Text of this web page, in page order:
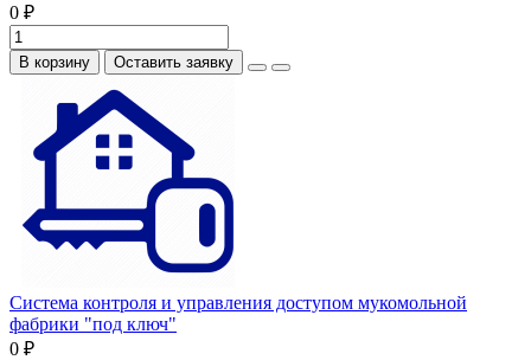
0 ₽
В корзину Оставить заявку
Система контроля и управления доступом мукомольной
фабрики "под ключ"
0 ₽